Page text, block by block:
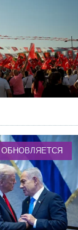
ОБНОВЛЯЕТСЯ